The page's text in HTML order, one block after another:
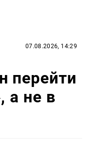
07.08.2026, 14:29
перейти
а не в